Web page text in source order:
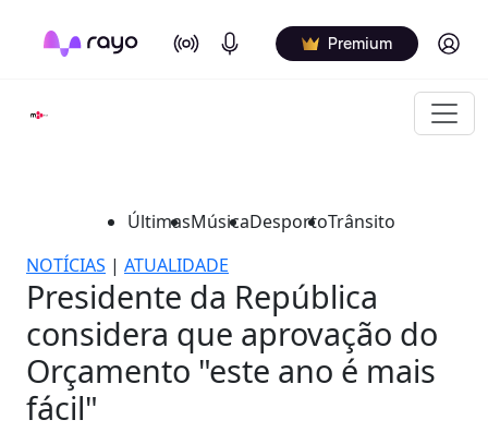
On Air Podcasts Premium Log in
ÚltimasMúsicaDesportoTrânsito
NOTÍCIAS | ATUALIDADE
Presidente da República
considera que aprovação do
Orçamento "este ano é mais
fácil"